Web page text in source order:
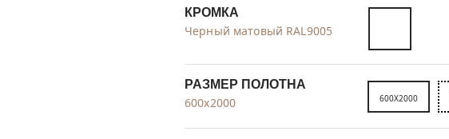
КРОМКА
Черный матовый RAL9005
РАЗМЕР ПОЛОТНА
600x2000 600X2000